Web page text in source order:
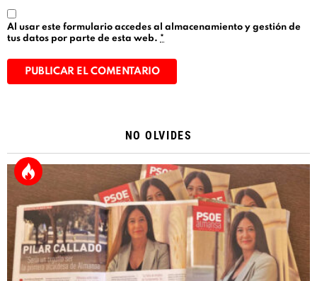
Al usar este formulario accedes al almacenamiento y gestión de
tus datos por parte de esta web. *
NO OLVIDES